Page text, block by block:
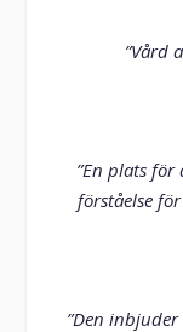
”Vård
”En plats
förståelse
”Den